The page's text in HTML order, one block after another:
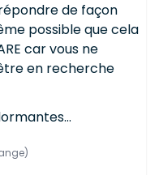
de façon
possible que cela
car vous ne
en recherche